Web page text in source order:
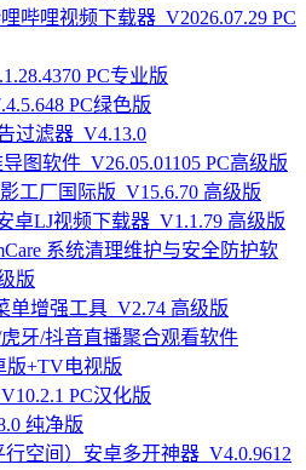
哔哩视频下载器_V2026.07.29 PC
PC专业版
PC绿色版
过滤器_V4.13.0
图软件_V26.05.01105 PC高级版
工厂国际版_V15.6.70 高级版
卓LJ视频下载器_V1.1.79 高级版
系统清理维护与安全防护软
版
单增强工具_V2.74 高级版
牙/抖音直播聚合观看软件
版+TV电视版
PC汉化版
纯净版
行空间）安卓多开神器_V4.0.9612